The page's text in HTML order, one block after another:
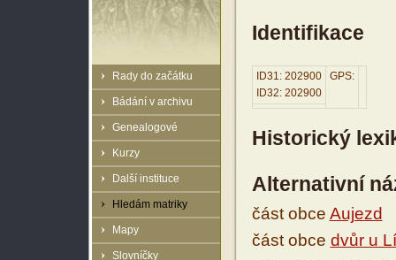
Rady do začátku
Bádání v archivu
Genealogové
Kurzy
Další instituce
Hledám matriky
Mapy
Slovníčky
Identifikace
ID31: 202900
ID32: 202900
GPS:
Historický
Alternativní
část obce Aujezd
část obce dvůr u